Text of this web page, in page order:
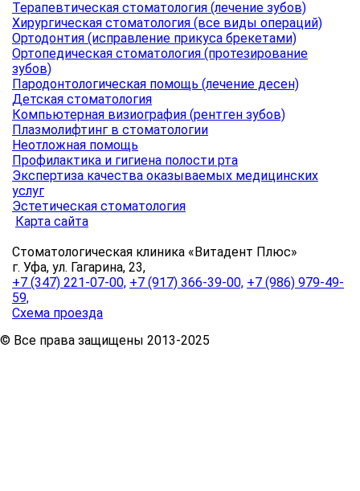
Терапевтическая стоматология (лечение зубов)
Хирургическая стоматология (все виды операций)
Ортодонтия (исправление прикуса брекетами)
Ортопедическая стоматология (протезирование
зубов)
Пародонтологическая помощь (лечение десен)
Детская стоматология
Компьютерная визиография (рентген зубов)
Плазмолифтинг в стоматологии
Неотложная помощь
Профилактика и гигиена полости рта
Экспертиза качества оказываемых медицинских
услуг
Эстетическая стоматология
Карта сайта
Стоматологическая клиника «Витадент Плюс»
г. Уфа, ул. Гагарина, 23,
+7 (347) 221-07-00, +7 (917) 366-39-00, +7 (986) 979-49-
59,
Схема проезда
© Все права защищены 2013-2025